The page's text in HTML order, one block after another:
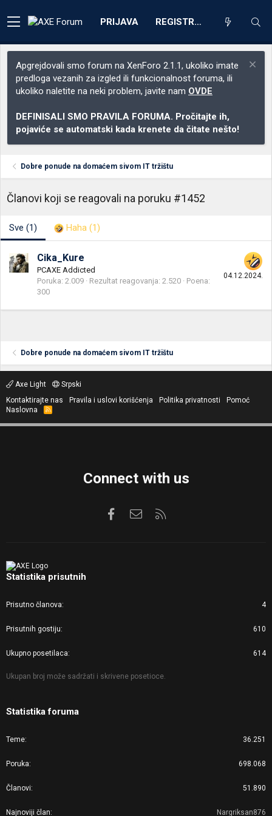
PRIJAVA REGISTRACIJA
Apgrejdovali smo forum na XenForo 2.1.1, ukoliko imate
predloga vezanih za izgled ili funkcionalnost foruma, ili
ukoliko naletite na neki problem, javite nam OVDE
DEFINISALI SMO PRAVILA FORUMA. Pročitajte ih,
pojaviće se automatski kada krenete da čitate nešto!
Dobre ponude na domaćem sivom IT tržištu
Članovi koji se reagovali na poruku #1452
Sve (1) Haha (1)
04.12.2024.
Cika_Kure
PCAXE Addicted
Poruka 2.009 Rezultat reagovanja 2.520
Poena
300
Dobre ponude na domaćem sivom IT tržištu
Axe Light
Srpski
Kontaktirajte nas
Pravila i uslovi korišćenja Politika privatnosti
Pomoć
Naslovna
R
S
Connect with us
FacebookKontaktirajte nas
Statistika prisutnih
Prisutno članova 4
Prisutnih gostiju 610
Ukupno posetilaca 614
Ukupan broj može sadržati i skrivene posetioce.
Statistika foruma
Teme 36.251
Poruka 698.068
Članovi 51.890
Najnoviji član Nargriksan876